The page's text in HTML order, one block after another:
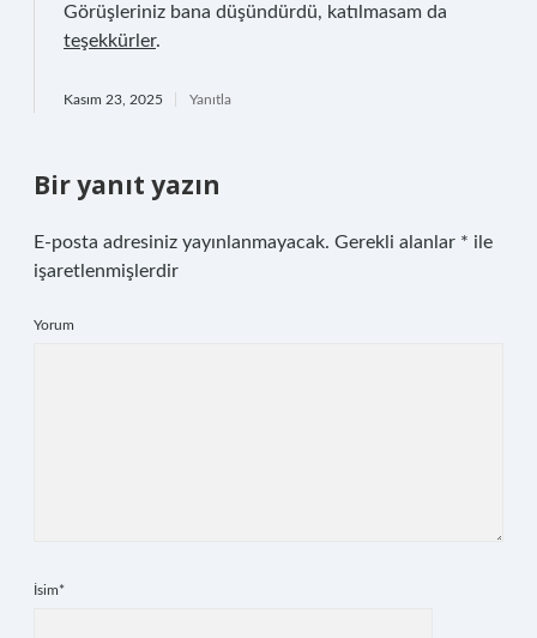
Görüşleriniz bana düşündürdü, katılmasam da
teşekkürler.
Kasım 23, 2025 Yanıtla
Bir yanıt yazın
E-posta adresiniz yayınlanmayacak. Gerekli alanlar * ile
işaretlenmişlerdir
Yorum
İsim*